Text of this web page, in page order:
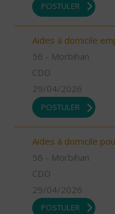
POSTULER
Aides à domicile
56 - Morbihan
CDD
29/04/2026
POSTULER
Aides à domicile
56 - Morbihan
CDD
29/04/2026
POSTULER